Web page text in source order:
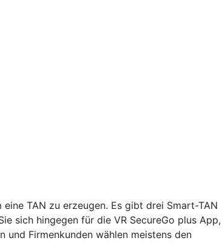
TAN zu erzeugen. Es gibt drei Smart-TAN
sich hingegen für die VR SecureGo plus App,
und Firmenkunden wählen meistens den